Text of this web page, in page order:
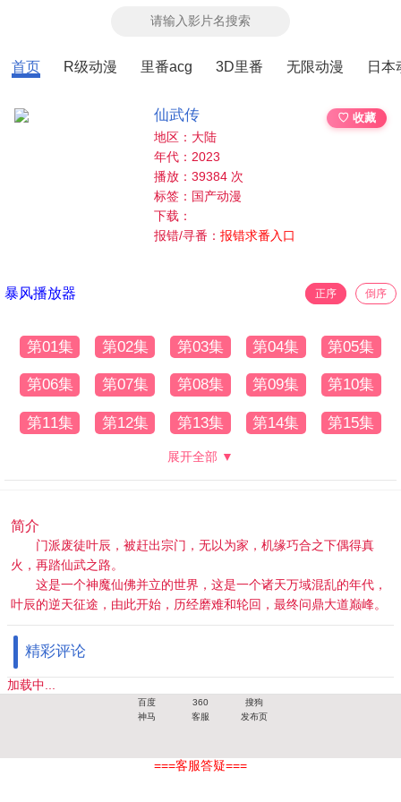
首页 R级动漫 里番acg 3D里番 无限动漫 日本
仙武传
♡ 收藏
地区：大陆
年代：2023
播放：39384 次
标签：国产动漫
下载：
报错/寻番：报错求番入口
暴风播放器 正序 倒序
第01集 第02集 第03集 第04集 第05集
第06集 第07集 第08集 第09集 第10集
第11集 第12集 第13集 第14集 第15集
展开全部 ▼
简介
门派废徒叶辰，被赶出宗门，无以为家，机缘巧合之下偶得真
火，再踏仙武之路。
这是一个神魔仙佛并立的世界，这是一个诸天万域混乱的年代，
叶辰的逆天征途，由此开始，历经磨难和轮回，最终问鼎大道巅峰。
精彩评论
加载中...
百度 360
搜狗
神马
客服 发布页
===客服答疑===